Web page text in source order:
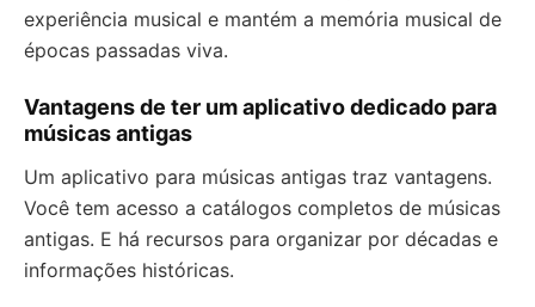
experiência musical e mantém a memória musical de
épocas passadas viva.
Vantagens de ter um aplicativo dedicado para
músicas antigas
Um aplicativo para músicas antigas traz vantagens.
Você tem acesso a catálogos completos de músicas
antigas. E há recursos para organizar por décadas e
informações históricas.